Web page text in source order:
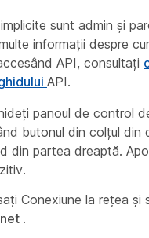
sunt admin și
informații despre
API, consultați
API.
panoul de control
butonul din colțul din
din partea dreaptă.
Conexiune la rețea și
.